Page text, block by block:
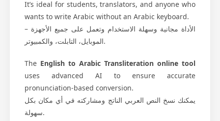
It’s ideal for students, translators, and anyone who
wants to write Arabic without an Arabic keyboard.
الأداة مجانية وسهلة الاستخدام وتعمل على جميع الأجهزة –
الموبايل، التابلت، والكمبيوتر.
The English to Arabic Transliteration online tool
uses advanced AI to ensure accurate
pronunciation-based conversion.
يمكنك نسخ النص العربي الناتج ومشاركته في أي مكان بكل
سهولة.